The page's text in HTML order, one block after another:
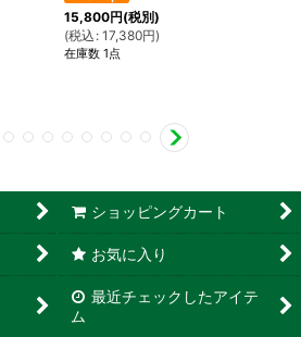
15,800円(税別)
(税込 : 17,380円)
在庫数 1点
ショッピングカート
お気に入り
最近チェックしたアイテ
ム